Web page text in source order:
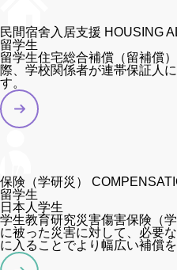
民間宿舍入居支援 HOUSING
留学生
留学生住宅総合補償（留補償）
際、学校関係者が連帯保証人
す。
保険（学研災）
留学生
日本人学生
学生教育研究災害傷害保険（学
に被った災害に対して、必要
に入ることでより幅広い補償